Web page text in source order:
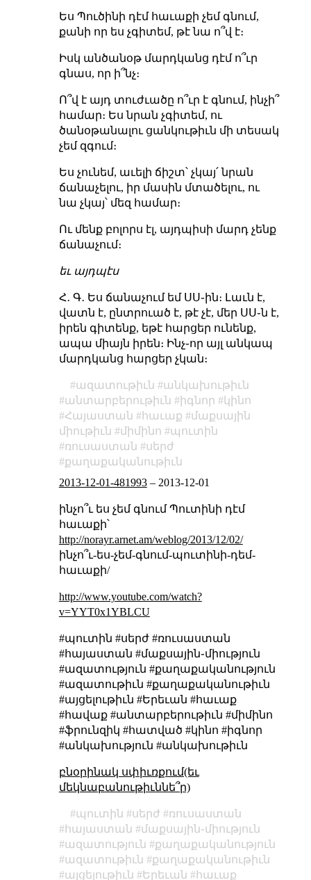
Ես Պուծինի դէմ հաւաքի չեմ գնում,
քանի որ ես չգիտեմ, թէ նա ո՞վ է։
Իսկ անծանօթ մարդկանց դէմ ո՞ւր
գնաս, որ ի՞նչ։
Ո՞վ է այդ տուժւածը ո՞ւր է գնում, ինչի՞
համար։ Ես նրան չգիտեմ, ու
ծանօթանալու ցանկութիւն մի տեսակ
չեմ զգում։
Ես չունեմ, աւելի ճիշտ՝ չկայ՛ նրան
ճանաչելու, իր մասին մտածելու, ու
նա չկայ՝ մեզ համար։
Ու մենք բոլորս էլ, այդպիսի մարդ չենք
ճանաչում։
եւ այդպէս
Հ․ Գ․ Ես ճանաչում եմ ՍՍ֊ին։ Լաւն է,
վատն է, ընտրուած է, թէ չէ, մեր ՍՍ֊ն է,
իրեն գիտենք, եթէ հարցեր ունենք,
ապա միայն իրեն։ Ինչ֊որ այլ անկապ
մարդկանց հարցեր չկան։
ազատութիւն
անկախութիւն
անտարբերութիւն
իգնոր
կինո
Հայաստան
հաւաք
մաքսային
միութիւն
միմինո
պուտին
ռուսաստան
սերժ
քաղաքականութիւն
2013-12-01-481993– 2013-12-01
ինչո՞ւ ես չեմ գնում Պուտինի դէմ
հաւաքի՝
http://norayr.arnet.am/weblog/2013/12/02/
ինչո՞ւ-ես-չեմ-գնում-պուտինի-դեմ-
հաւաքի/
http://www.youtube.com/watch?
v=YYT0x1YBLCU
#պուտին #սերժ #ռուսաստան
#հայաստան #մաքսային֊միություն
#ազատություն #քաղաքականություն
#ազատութիւն #քաղաքականութիւն
#այցելութիւն #Երեւան #հաւաք
#հավաք #անտարբերութիւն #միմինո
#ֆրունզիկ #հատված #կինո #իգնոր
#անկախություն #անկախութիւն
բնօրինակ սփիւռքում(եւ
մեկնաբանութիւննե՞ր)
պուտին սերժ
ռուսաստան
հայաստան
մաքսային֊միություն
ազատություն
քաղաքականություն
ազատութիւն
քաղաքականութիւն
այցելութիւն
Երեւան հաւաք